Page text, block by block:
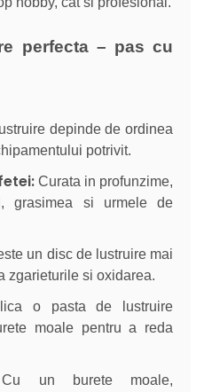
perfecta – pas cu
depinde de ordinea
potrivit.
Curata in profunzime,
grasimea si urmele de
un disc de lustruire mai
zgarieturile si oxidarea.
o pasta de lustruire
moale pentru a reda
un burete moale,